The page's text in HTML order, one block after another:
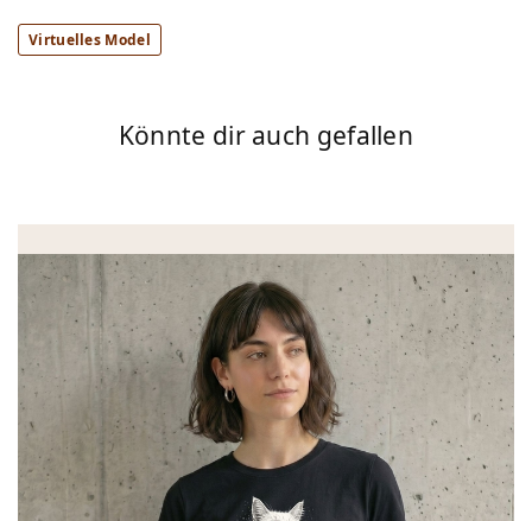
Virtuelles Model
Könnte dir auch gefallen